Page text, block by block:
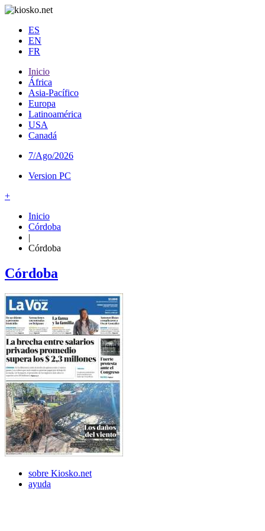
ES
EN
FR
Inicio
África
Asia-Pacífico
Europa
Latinoamérica
USA
Canadá
7/Ago/2026
Version PC
+
Inicio
Córdoba
|
Córdoba
Córdoba
sobre Kiosko.net
ayuda